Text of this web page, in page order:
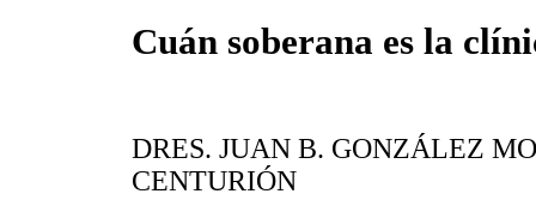
Cuán soberana es la
DRES. JUAN B. GONZÁLEZ
CENTURIÓN